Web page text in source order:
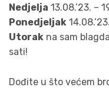
Nedjelja 13.08.’23. –
Ponedjeljak
Utorak na sam
sati!
Dođite u što većem